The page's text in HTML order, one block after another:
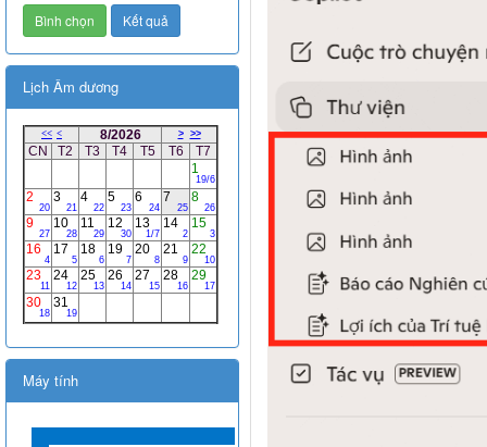
Lịch Âm dương
Máy tính